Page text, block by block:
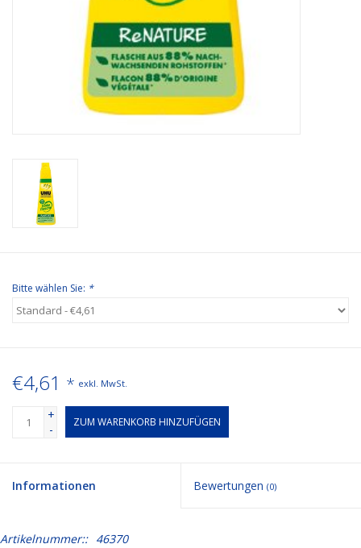
Bitte wählen Sie: *
€4,61 * exkl. MwSt.
+
-
ZUM WARENKORB HINZUFÜGEN
Informationen Bewertungen (0)
Artikelnummer:: 46370